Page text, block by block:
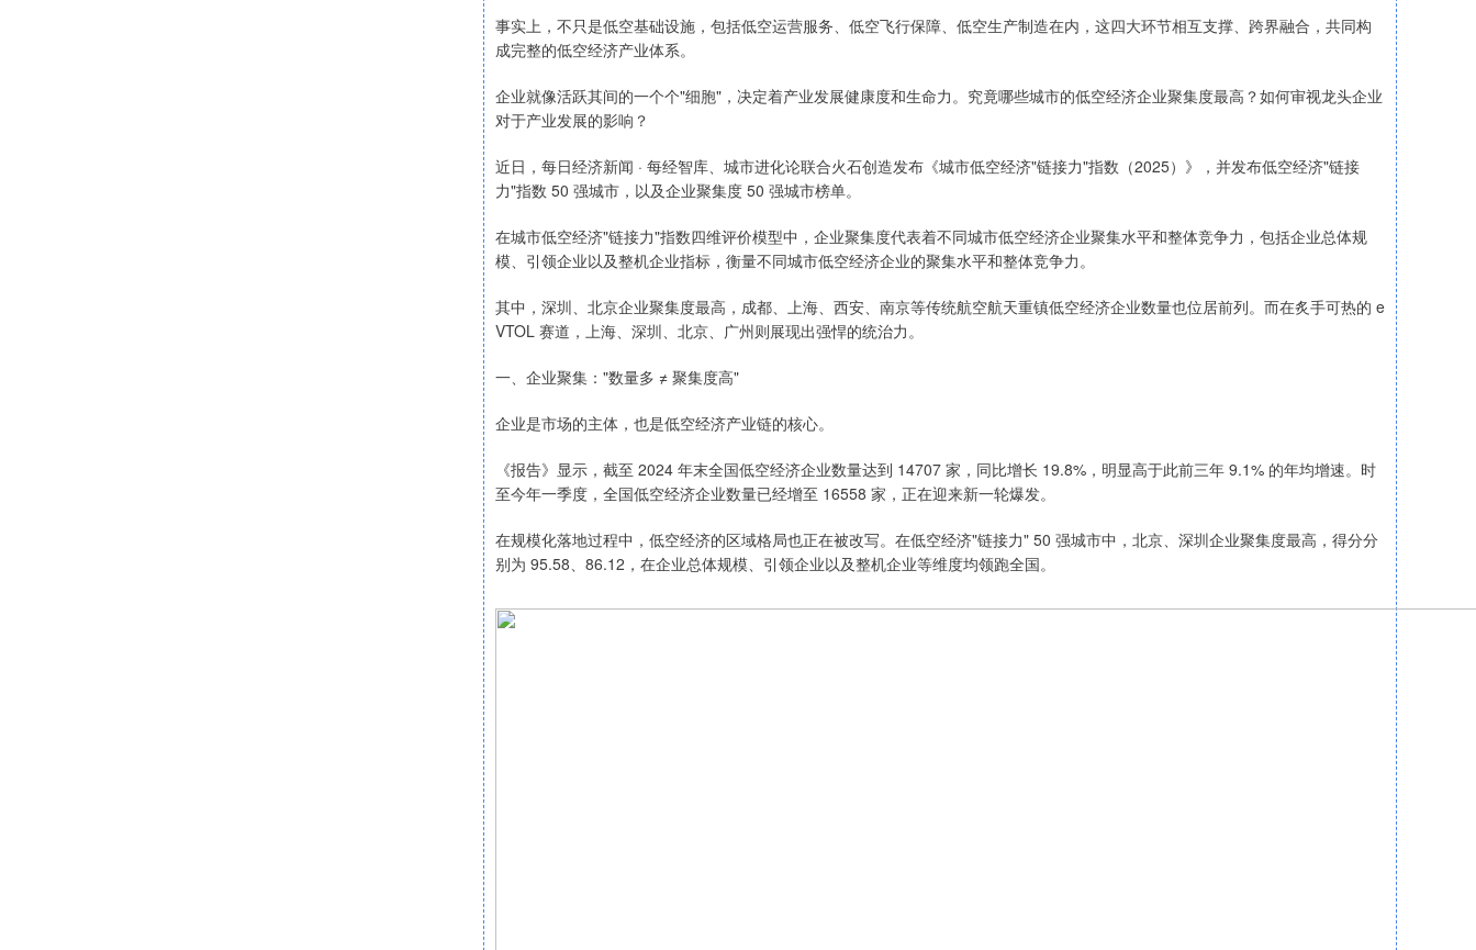
事实上，不只是低空基础设施，包括低空运营服务、低空飞行保障、低空生产制造在内，这四大环节相互支撑、跨界融合，共同构
成完整的低空经济产业体系。
企业就像活跃其间的一个个"细胞"，决定着产业发展健康度和生命力。究竟哪些城市的低空经济企业聚集度最高？如何审视龙头企业
对于产业发展的影响？
近日，每日经济新闻 · 每经智库、城市进化论联合火石创造发布《城市低空经济"链接力"指数（2025）》，并发布低空经济"链接
力"指数 50 强城市，以及企业聚集度 50 强城市榜单。
在城市低空经济"链接力"指数四维评价模型中，企业聚集度代表着不同城市低空经济企业聚集水平和整体竞争力，包括企业总体规
模、引领企业以及整机企业指标，衡量不同城市低空经济企业的聚集水平和整体竞争力。
其中，深圳、北京企业聚集度最高，成都、上海、西安、南京等传统航空航天重镇低空经济企业数量也位居前列。而在炙手可热的 e
VTOL 赛道，上海、深圳、北京、广州则展现出强悍的统治力。
一、企业聚集："数量多 ≠ 聚集度高"
企业是市场的主体，也是低空经济产业链的核心。
《报告》显示，截至 2024 年末全国低空经济企业数量达到 14707 家，同比增长 19.8%，明显高于此前三年 9.1% 的年均增速。时
至今年一季度，全国低空经济企业数量已经增至 16558 家，正在迎来新一轮爆发。
在规模化落地过程中，低空经济的区域格局也正在被改写。在低空经济"链接力" 50 强城市中，北京、深圳企业聚集度最高，得分分
别为 95.58、86.12，在企业总体规模、引领企业以及整机企业等维度均领跑全国。